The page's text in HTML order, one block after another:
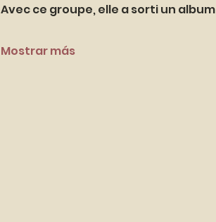
Avec ce groupe, elle a sorti un
Mostrar más